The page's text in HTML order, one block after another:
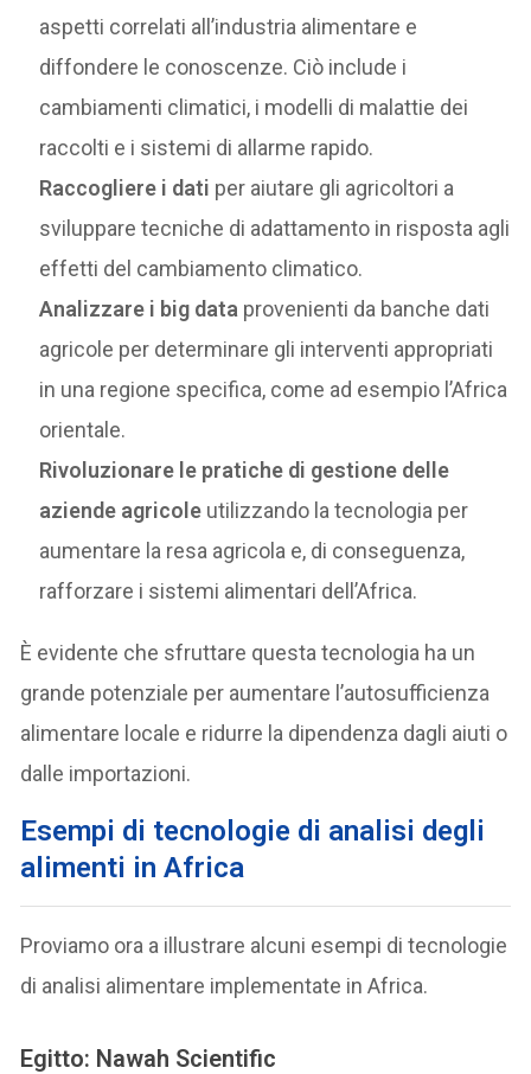
aspetti correlati all’industria alimentare e
diffondere le conoscenze. Ciò include i
cambiamenti climatici, i modelli di malattie dei
raccolti e i sistemi di allarme rapido.
Raccogliere i dati per aiutare gli agricoltori a
sviluppare tecniche di adattamento in risposta agli
effetti del cambiamento climatico.
Analizzare i big data provenienti da banche dati
agricole per determinare gli interventi appropriati
in una regione specifica, come ad esempio l’Africa
orientale.
Rivoluzionare le pratiche di gestione delle
aziende agricole utilizzando la tecnologia per
aumentare la resa agricola e, di conseguenza,
rafforzare i sistemi alimentari dell’Africa.
È evidente che sfruttare questa tecnologia ha un
grande potenziale per aumentare l’autosufficienza
alimentare locale e ridurre la dipendenza dagli aiuti o
dalle importazioni.
Esempi di tecnologie di analisi degli
alimenti in Africa
Proviamo ora a illustrare alcuni esempi di tecnologie
di analisi alimentare implementate in Africa.
Egitto: Nawah Scientific